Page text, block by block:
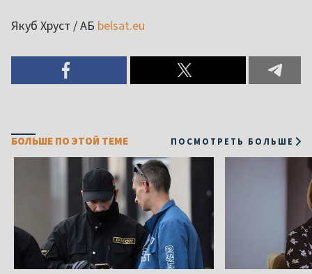
Якуб Хруст / АБ belsat.eu
БОЛЬШЕ ПО ЭТОЙ ТЕМЕ ПОСМОТРЕТЬ БОЛЬШЕ